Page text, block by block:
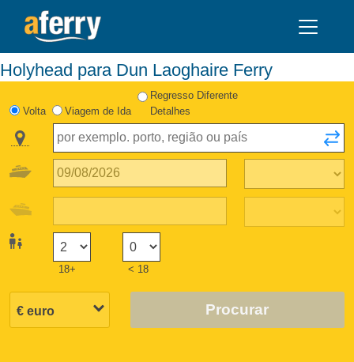
Holyhead para Dun Laoghaire Ferry
Volta Viagem de Ida
Regresso Diferente
Detalhes
18+ < 18
Procurar